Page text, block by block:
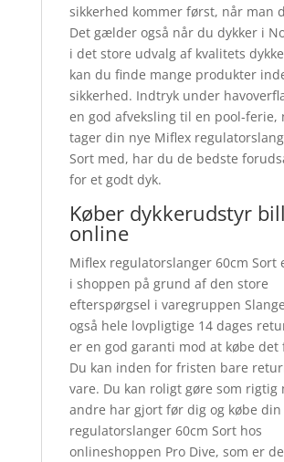
sikkerhed kommer først, når man
Det gælder også når du dykker i
i det store udvalg af kvalitets
kan du finde mange produkter
sikkerhed. Indtryk under
en god afveksling til en pool-ferie,
tager din nye Miflex
Sort med, har du de bedste
for et godt dyk.
Køber dykkerudstyr
online
Miflex regulatorslanger 60cm Sort
i shoppen på grund af den store
efterspørgsel i varegruppen
også hele lovpligtige 14 dages
er en god garanti mod at købe det
Du kan inden for fristen bare
vare. Du kan roligt gøre som rigtig
andre har gjort før dig og købe
regulatorslanger 60cm Sort hos
onlineshoppen Pro Dive, som er